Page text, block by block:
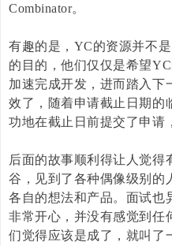
Combinator。
有趣的是， YC的资源并不是
的目的，他们仅仅是希望YC
加速完成开发，进而踏入下
效了，随着申请截止日期的
功地在截止日前提交了申请
后面的故事顺利得让人觉得
谷，见到了各种偶像级别的
各自的想法和产品。面试也
非常开心，并没有感觉到任
们觉得应该是成了，就叫了